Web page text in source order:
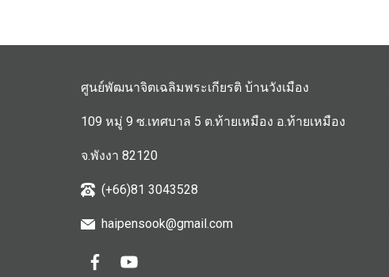
ศูนย์พัฒนาจิตเฉลิมพระเกียรติ บ้านวังเมือง
109 หมู่ 9 ซ.เทศบาล 5 ต.ท้ายเหมือง อ.ท้ายเหมือง
จ.พังงา 82120
(+66)81 3043528
haipensook@gmail.com